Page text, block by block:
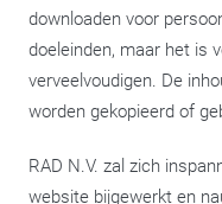
downloaden voor
doeleinden, maar het is
verveelvoudigen. De
worden gekopieerd of
RAD N.V. zal zich
website bijgewerkt en